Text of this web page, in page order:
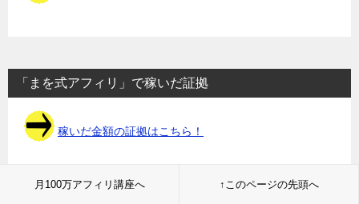
「まを式アフィリ」で稼いだ証拠
稼いだ金額の証拠はこちら！
月100万アフィリ講座へ ↑このページの先頭へ